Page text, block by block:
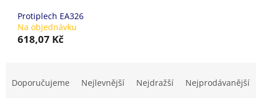
Protiplech EA326
Na objednávku
618,07 Kč
Doporučujeme Nejlevnější Nejdražší Nejprodávanější